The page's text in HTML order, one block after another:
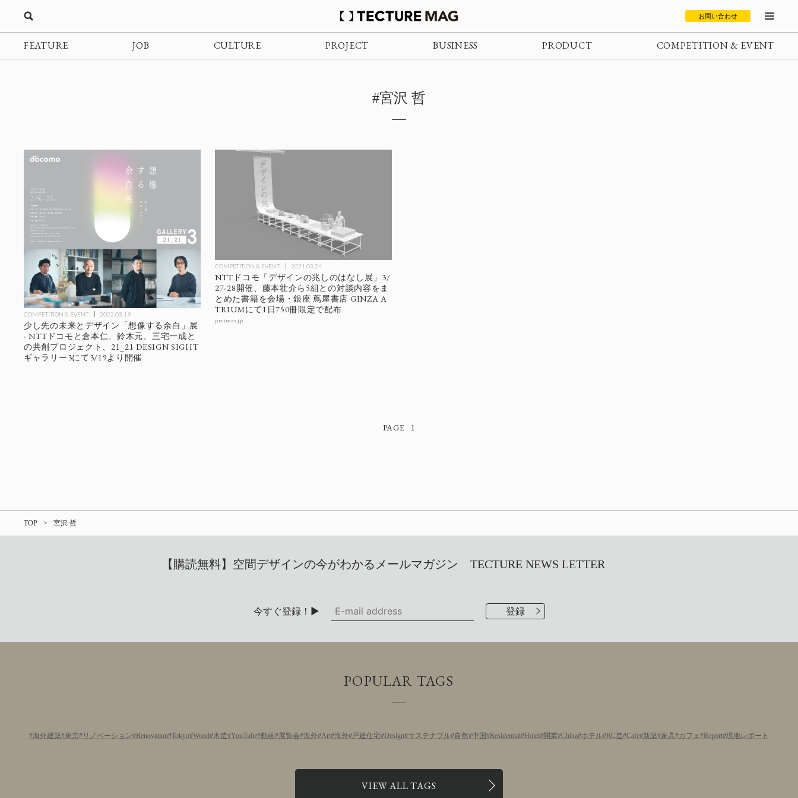
お問い合わせ
FEATURE JOB CULTURE PROJECT BUSINESS PRODUCT COMPETITION & EVENT
#宮沢 哲
COMPETITION & EVENT 2022.03.19
少し先の未来とデザイン「想像する余白」展
- NTTドコモと倉本仁、鈴木元、三宅一成と
の共創プロジェクト、21_21 DESIGN SIGHT
ギャラリー3にて3/19より開催
COMPETITION & EVENT 2021.03.24
NTTドコモ「デザインの兆しのはなし展」3/
27-28開催、藤本壮介ら5組との対談内容をま
とめた書籍を会場・銀座 蔦屋書店 GINZA A
TRIUMにて1日750冊限定で配布
prtimes.jp
1
TOP 宮沢 哲
【購読無料】空間デザインの今がわかるメールマガジン TECTURE NEWS LETTER
今すぐ登録！▶
POPULAR TAGS
海外建築 東京 リノベーション Renovation Tokyo Wood 木造 YouTube 動画 展覧会 海外 Art 海外 戸建住宅 Design サステナブル 自然 中国 Residential Hotel 開業 China ホテル RC造 Cafe 新築 家具 カフェ Report 現地レポート
VIEW ALL TAGS